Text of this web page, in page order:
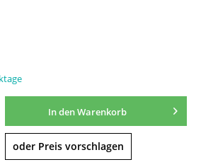
In denWarenkorb
oder Preis vorschlagen